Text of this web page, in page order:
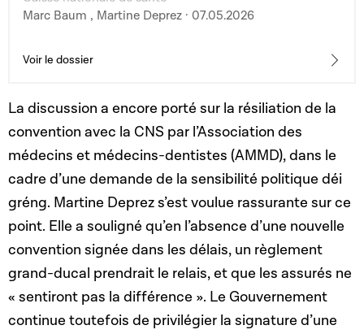
Marc Baum , Martine Deprez · 07.05.2026
Voir le dossier
La discussion a encore porté sur la résiliation de la
convention avec la CNS par l’Association des
médecins et médecins-dentistes (AMMD), dans le
cadre d’une demande de la sensibilité politique déi
gréng. Martine Deprez s’est voulue rassurante sur ce
point. Elle a souligné qu’en l’absence d’une nouvelle
convention signée dans les délais, un règlement
grand-ducal prendrait le relais, et que les assurés ne
« sentiront pas la différence ». Le Gouvernement
continue toutefois de privilégier la signature d’une